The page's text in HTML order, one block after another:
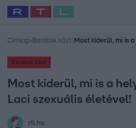
Legfrissebb RTL Híradó
Babits Marcella
Címlap› Barátok közt›
Barátok közt
Most kiderül, mi is a
Laci szexuális életével!
rtl.hu